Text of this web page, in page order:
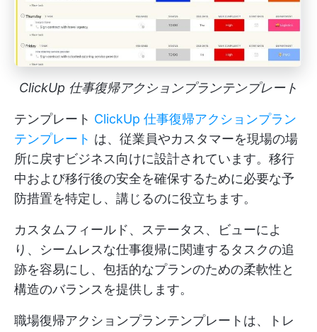
ClickUp 仕事復帰アクションプランテンプレート
テンプレート ClickUp 仕事復帰アクションプラン
テンプレート は、従業員やカスタマーを現場の場
所に戻すビジネス向けに設計されています。移行
中および移行後の安全を確保するために必要な予
防措置を特定し、講じるのに役立ちます。
カスタムフィールド、ステータス、ビューによ
り、シームレスな仕事復帰に関連するタスクの追
跡を容易にし、包括的なプランのための柔軟性と
構造のバランスを提供します。
職場復帰アクションプランテンプレートは、トレ